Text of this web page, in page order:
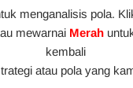
menganalisis pola.
mewarnai Merah
kembali
atau pola yang